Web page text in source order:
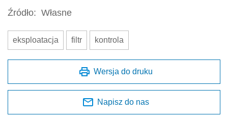
Źródło: Własne
eksploatacja filtr kontrola
Wersja do druku
Napisz do nas